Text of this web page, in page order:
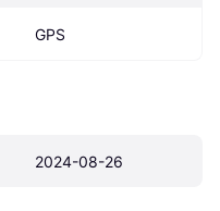
GPS
2024-08-26